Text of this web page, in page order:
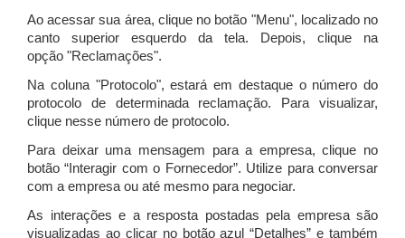
Ao acessar sua área, clique no botão "Menu", localizado no
canto superior esquerdo da tela. Depois, clique na
opção "Reclamações".
Na coluna "Protocolo", estará em destaque o número do
protocolo de determinada reclamação. Para visualizar,
clique nesse número de protocolo.
Para deixar uma mensagem para a empresa, clique no
botão “Interagir com o Fornecedor”. Utilize para conversar
com a empresa ou até mesmo para negociar.
As interações e a resposta postadas pela empresa são
visualizadas ao clicar no botão azul “Detalhes” e também